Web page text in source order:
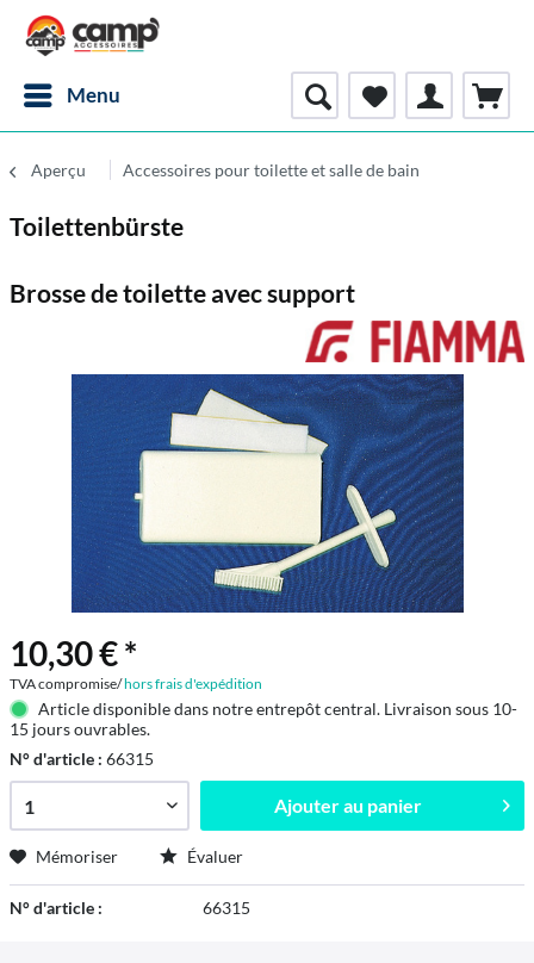
Menu
Aperçu Accessoires pour toilette et salle de bain
Toilettenbürste
Brosse de toilette avec support
10,30 € *
TVA compromise/hors frais d'expédition
Article disponible dans notre entrepôt central. Livraison sous 10-
15 jours ouvrables.
N° d'article : 66315
Ajouter au panier
Mémoriser Évaluer
N° d'article : 66315